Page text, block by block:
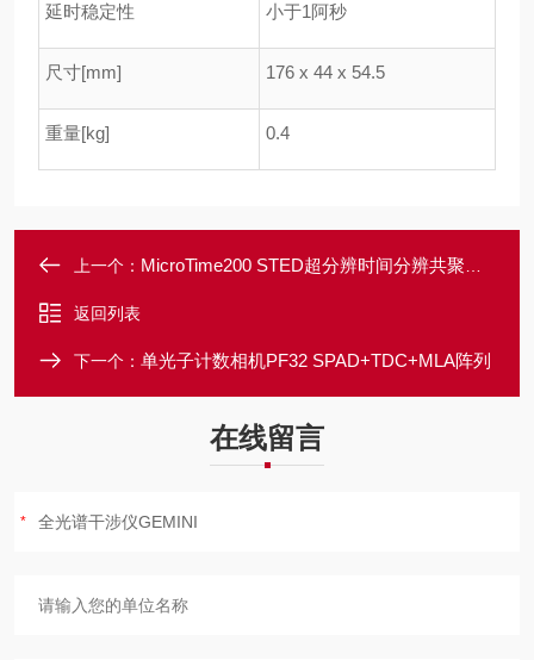
延时稳定性 小于1阿秒
尺寸[mm] 176 x 44 x 54.5
重量[kg] 0.4
上一个： MicroTime200 STED超分辨时间分辨共聚焦荧光显微系统
返回列表
下一个： 单光子计数相机PF32 SPAD+TDC+MLA阵列
在线留言